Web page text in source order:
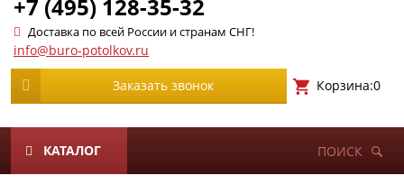
+7 (495) 128-35-32
Доставка по всей России и странам СНГ!
info@buro-potolkov.ru
Заказать звонок Корзина:0
КАТАЛОГ ПОИСК